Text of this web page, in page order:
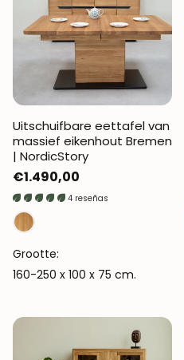
Uitschuifbare eettafel van
massief eikenhout Bremen
| NordicStory
Normale
prijs
€1.490,00
4 reseñas
Grootte:
160-250 x 100 x 75 cm.